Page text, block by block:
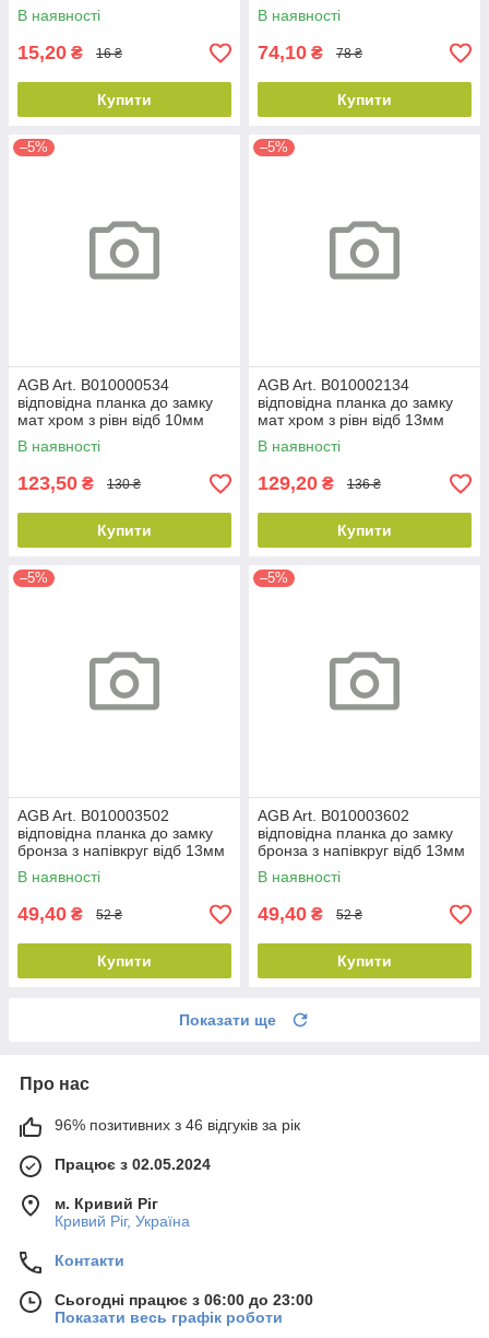
В наявності
15,20 ₴ 16 ₴
Купити
В наявності
74,10 ₴ 78 ₴
Купити
–5%
AGB Art. B010000534
відповідна планка до замку
мат хром з рівн відб 10мм
В наявності
123,50 ₴ 130 ₴
Купити
–5%
AGB Art. B010002134
відповідна планка до замку
мат хром з рівн відб 13мм
В наявності
129,20 ₴ 136 ₴
Купити
–5%
AGB Art. B010003502
відповідна планка до замку
бронза з напівкруг відб 13мм
пр DX
В наявності
49,40 ₴ 52 ₴
Купити
–5%
AGB Art. B010003602
відповідна планка до замку
бронза з напівкруг відб 13мм
лів SX
В наявності
49,40 ₴ 52 ₴
Купити
Показати ще
Про нас
96% позитивних з 46 відгуків за рік
Працює з 02.05.2024
м. Кривий Ріг
Кривий Ріг, Україна
Контакти
Сьогодні працює з 06:00 до 23:00
Показати весь графік роботи